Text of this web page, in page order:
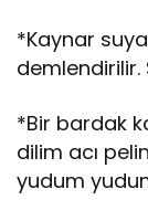
*Kaynar
*Bir bardak
dilim acı
yudum